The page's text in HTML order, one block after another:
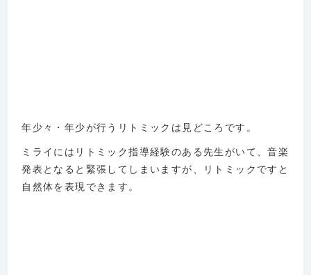
年少々・年少が行うリトミックは見どころです。
ミライにはリトミック指導経験のある先生がいて、音楽
発表となると緊張してしまいますが、リトミックですと
自然体を表現できます。